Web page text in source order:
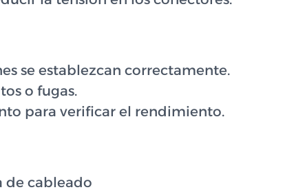
se establezcan correctamente.
o fugas.
para verificar el rendimiento.
de cableado